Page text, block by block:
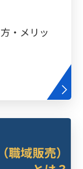
・メリッ